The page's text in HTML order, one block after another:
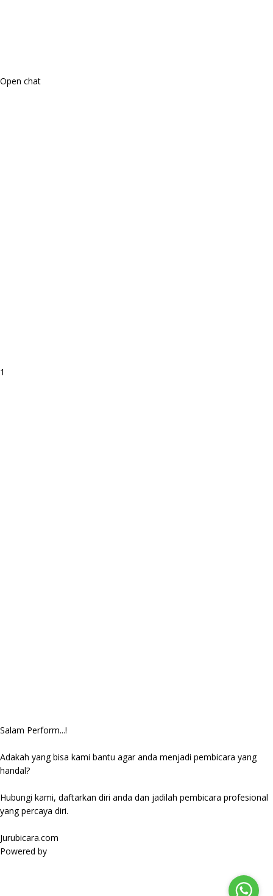
Open chat
1
Salam Perform...!
Adakah yang bisa kami bantu agar anda menjadi pembicara yang
handal?
Hubungi kami, daftarkan diri anda dan jadilah pembicara profesional
yang percaya diri.
Jurubicara.com
Powered by